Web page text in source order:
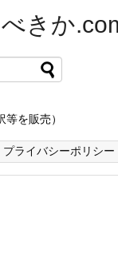
きか
等を販売）
プライバシーポリシー